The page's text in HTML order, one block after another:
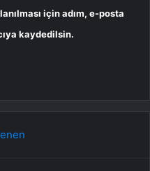
için adım, e-posta
kaydedilsin.